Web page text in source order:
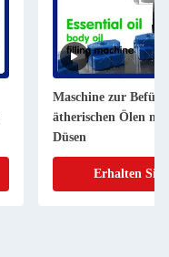
Maschine zur
ätherischen Ölen
Düsen
Erhalten Sie